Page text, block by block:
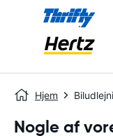
Hjem
Nogle af